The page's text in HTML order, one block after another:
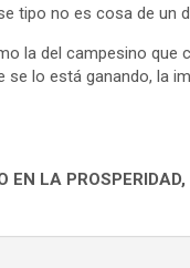
tipo no es cosa de un
la del campesino
lo está ganando, la
EN LA